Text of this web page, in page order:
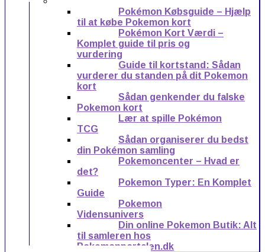
Pokémon Købsguide – Hjælp
til at købe Pokemon kort
Pokémon Kort Værdi –
Komplet guide til pris og
vurdering
Guide til kortstand: Sådan
vurderer du standen på dit Pokemon
kort
Sådan genkender du falske
Pokemon kort
Lær at spille Pokémon
TCG
Sådan organiserer du bedst
din Pokémon samling
Pokemoncenter – Hvad er
det?
Pokemon Typer: En Komplet
Guide
Pokemon
Vidensunivers
Din online Pokemon Butik: Alt
til samleren hos
Pokemonportalen.dk